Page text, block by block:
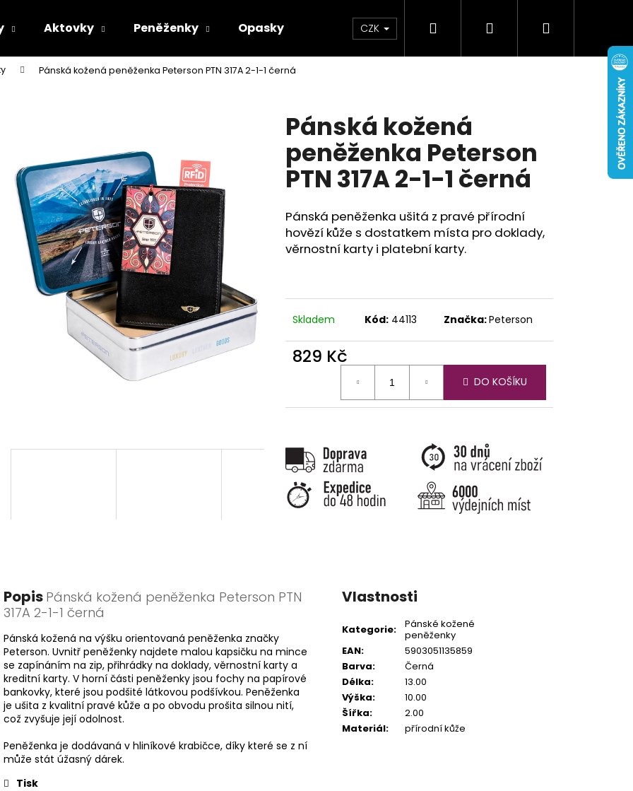
Aktovky Peněženky Opasky Doplňky Novinky
CZK Hledat PřihlášeníNákupní
Pánská kožená peněženka Peterson PTN 317A 2-1-1 černá
Pánská kožená
peněženka Peterson
PTN 317A 2-1-1 černá
Pánská peněženka ušitá z pravé přírodní
hovězí kůže s dostatkem místa pro doklady,
věrnostní karty i platební karty.
Skladem Kód: 44113 Značka:Peterson
829 Kč
DO KOŠÍKU
Popis Pánská kožená peněženka Peterson PTN
317A 2-1-1 černá
Pánská kožená na výšku orientovaná peněženka značky
Peterson. Uvnitř peněženky najdete malou kapsičku na mince
se zapínáním na zip, přihrádky na doklady, věrnostní karty a
kreditní karty. V horní části peněženky jsou fochy na papírové
bankovky, které jsou podšité látkovou podšívkou. Peněženka
je ušita z kvalitní pravé kůže a po obvodu prošita silnou nití,
což zvyšuje její odolnost.
Peněženka je dodávaná v hliníkové krabičce, díky které se z ní
může stát úžasný dárek.
Tisk
Vlastnosti
Kategorie:
Pánské kožené
peněženky
EAN:
5903051135859
Barva:
Černá
Délka:
13.00
Výška:
10.00
Šířka:
2.00
Materiál: přírodní kůže
Co potřebujete najít?
Doporučujeme